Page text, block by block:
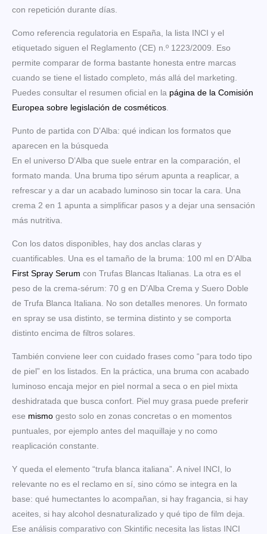
con repetición durante días.
Como referencia regulatoria en España, la lista INCI y el
etiquetado siguen el Reglamento (CE) n.º 1223/2009. Eso
permite comparar de forma bastante honesta entre marcas
cuando se tiene el listado completo, más allá del marketing.
Puedes consultar el resumen oficial en la página de la Comisión
Europea sobre legislación de cosméticos
Punto de partida con D’Alba: qué indican los formatos que
aparecen en la búsqueda
En el universo D’Alba que suele entrar en la comparación, el
formato manda. Una bruma tipo sérum apunta a reaplicar, a
refrescar y a dar un acabado luminoso sin tocar la cara. Una
crema 2 en 1 apunta a simplificar pasos y a dejar una sensación
más nutritiva.
Con los datos disponibles, hay dos anclas claras y
cuantificables. Una es el tamaño de la bruma: 100 ml en D’Alba
First Spray Serum con Trufas Blancas Italianas. La otra es el
peso de la crema-sérum: 70 g en D’Alba Crema y Suero Doble
de Trufa Blanca Italiana. No son detalles menores. Un formato
en spray se usa distinto, se termina distinto y se comporta
distinto encima de filtros solares.
También conviene leer con cuidado frases como “para todo tipo
de piel” en los listados. En la práctica, una bruma con acabado
luminoso encaja mejor en piel normal a seca o en piel mixta
deshidratada que busca confort. Piel muy grasa puede preferir
ese mismo gesto solo en zonas concretas o en momentos
puntuales, por ejemplo antes del maquillaje y no como
reaplicación constante.
Y queda el elemento “trufa blanca italiana”. A nivel INCI, lo
relevante no es el reclamo en sí, sino cómo se integra en la
base: qué humectantes lo acompañan, si hay fragancia, si hay
aceites, si hay alcohol desnaturalizado y qué tipo de film deja.
Ese análisis comparativo con Skintific necesita las listas INCI